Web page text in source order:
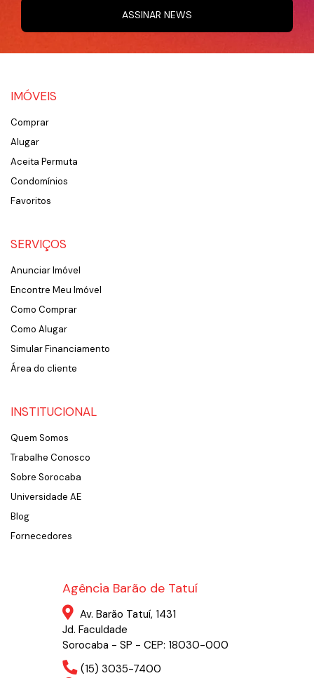
ASSINAR NEWS
IMÓVEIS
Comprar
Alugar
Aceita Permuta
Condomínios
Favoritos
SERVIÇOS
Anunciar Imóvel
Encontre Meu Imóvel
Como Comprar
Como Alugar
Simular Financiamento
Área do cliente
INSTITUCIONAL
Quem Somos
Trabalhe Conosco
Sobre Sorocaba
Universidade AE
Blog
Fornecedores
Agência Barão de Tatuí
Av. Barão Tatuí, 1431
Jd. Faculdade
Sorocaba - SP - CEP: 18030-000
(15) 3035-7400